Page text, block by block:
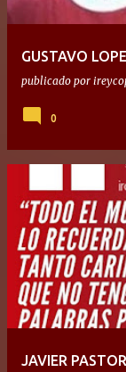
GUSTAVO
publicado por
0
JAVIER